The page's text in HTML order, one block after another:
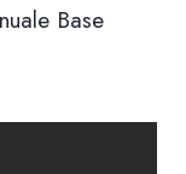
Base